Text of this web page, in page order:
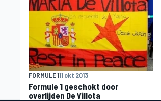
FORMULE 111 okt 2013
Formule 1 geschokt door
overlijden De Villota